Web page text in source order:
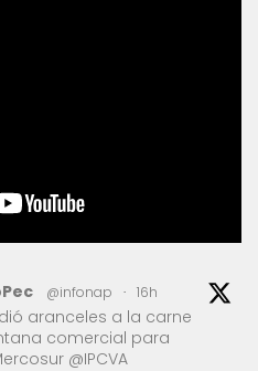
@infonap · 16h
aranceles a la carne
comercial para
@IPCVA